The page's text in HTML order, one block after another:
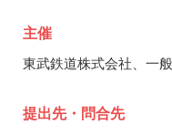
主催
東武鉄道株式会社、一
提出先・問合先